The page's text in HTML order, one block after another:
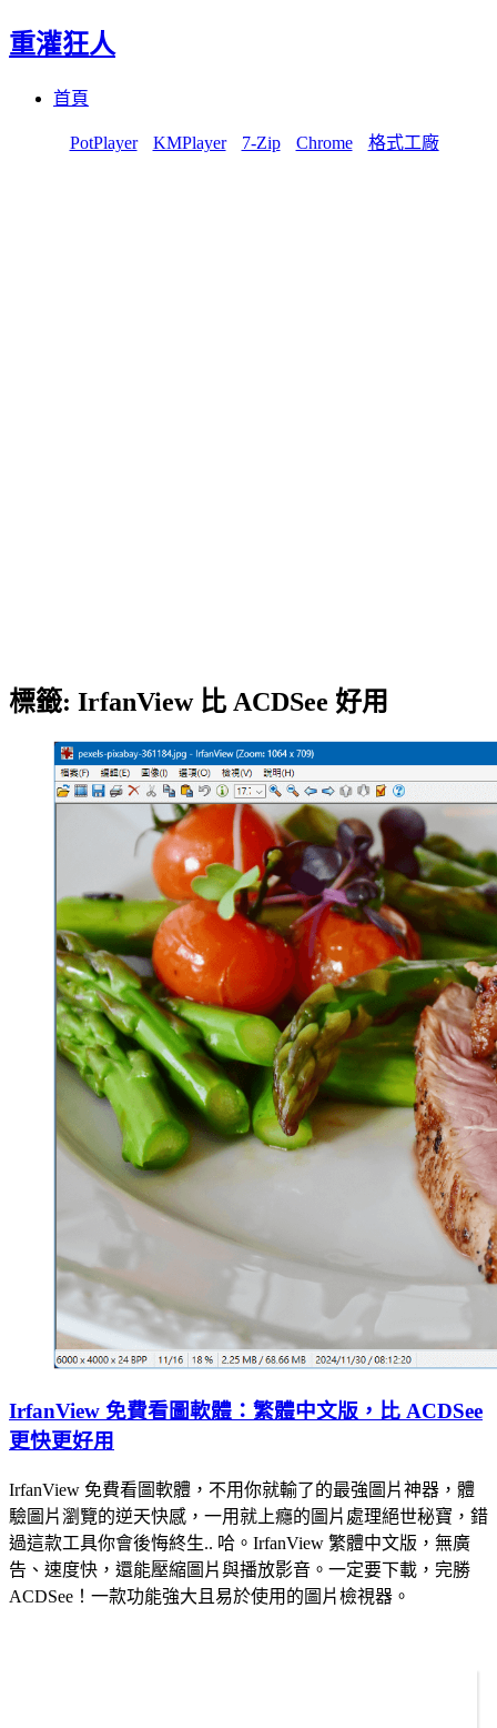
重灌狂人
首頁
PotPlayer KMPlayer 7-Zip Chrome 格式工廠
標籤: IrfanView 比 ACDSee 好用
IrfanView 免費看圖軟體：繁體中文版，比 ACDSee
更快更好用
IrfanView 免費看圖軟體，不用你就輸了的最強圖片神器，體
驗圖片瀏覽的逆天快感，一用就上癮的圖片處理絕世秘寶，錯
過這款工具你會後悔終生.. 哈。IrfanView 繁體中文版，無廣
告、速度快，還能壓縮圖片與播放影音。一定要下載，完勝
ACDSee！一款功能強大且易於使用的圖片檢視器。